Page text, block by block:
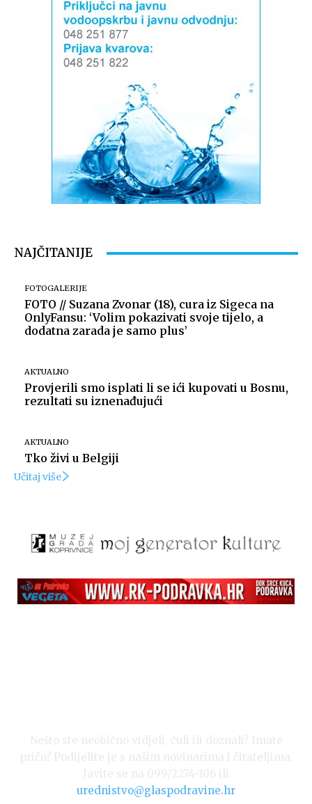
NAJČITANIJE
FOTOGALERIJE
FOTO // Suzana Zvonar (18), cura iz Sigeca na
OnlyFansu: ‘Volim pokazivati svoje tijelo, a
dodatna zarada je samo plus’
AKTUALNO
Provjerili smo isplati li se ići kupovati u Bosnu,
rezultati su iznenađujući
AKTUALNO
Tko živi u Belgiji
Učitaj više
urednistvo@glaspodravine.hr